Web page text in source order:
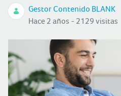
Gestor Contenido BLANK
Hace 2 años - 2129 visitas